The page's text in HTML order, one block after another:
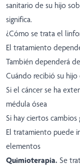
sanitario de su hijo
significa.
¿Cómo se trata el
El tratamiento
También dependerá
Cuándo recibió su
Si el cáncer se ha
médula ósea
Si hay ciertos
El tratamiento puede
elementos
Quimioterapia. Se